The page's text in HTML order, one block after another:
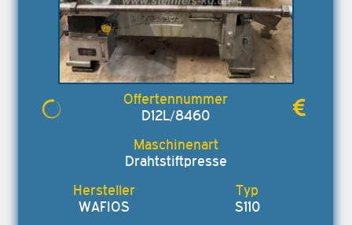
D12L/8460
Drahtstiftpresse
WAFIOS S110